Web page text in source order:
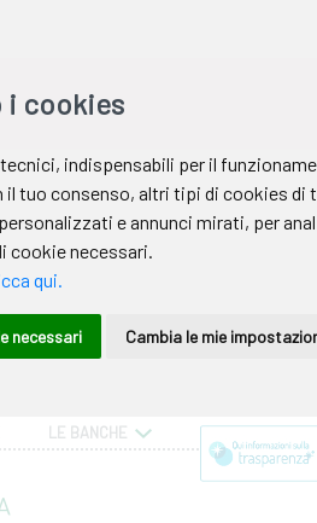
LE BANCHE